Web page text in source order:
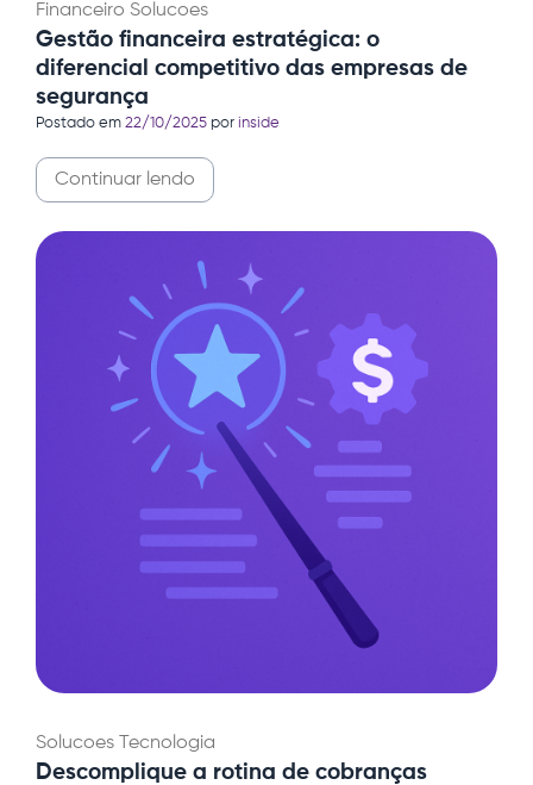
Financeiro Solucoes
Gestão financeira estratégica: o
diferencial competitivo das empresas de
segurança
Postado em 22/10/2025 por inside
Continuar lendo
Solucoes Tecnologia
Descomplique a rotina de cobranças